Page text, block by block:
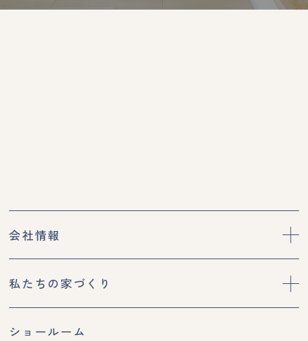
会社情報
私たちの家づくり
ショールーム